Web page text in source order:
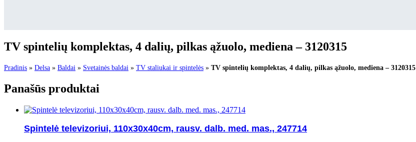
TV spintelių komplektas, 4 dalių, pilkas ąžuolo, mediena – 3120315
Pradinis » Delsa » Baldai » Svetainės baldai » TV staliukai ir spintelės » TV spintelių komplektas, 4 dalių, pilkas ąžuolo, mediena – 3120315
Panašūs produktai
Spintelė televizoriui, 110x30x40cm, rausv. dalb. med. mas., 247714